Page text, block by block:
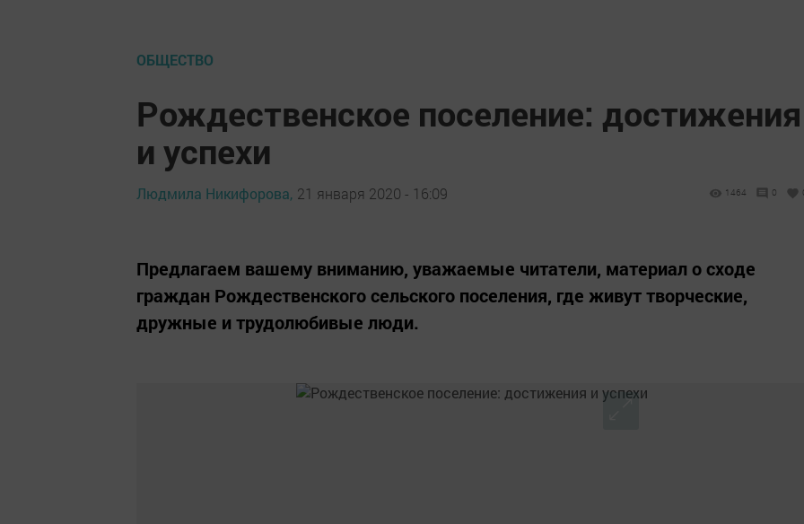
ОБЩЕСТВО
Рождественское поселение: достижения
и успехи
Людмила Никифорова, 21 января 2020 - 16:09 1464 0
Предлагаем вашему вниманию, уважаемые читатели, материал о сходе
граждан Рождественского сельского поселения, где живут творческие,
дружные и трудолюбивые люди.